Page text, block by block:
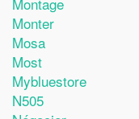
Monter
Mosa
Most
Mybluestore
N505